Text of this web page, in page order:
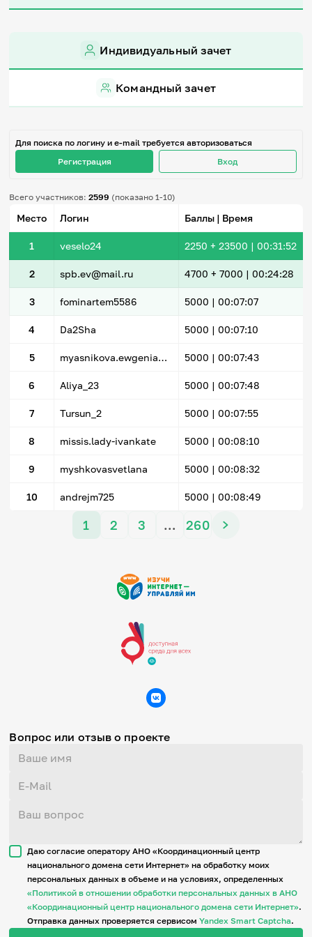
Игры и тренажеры
Знания в тестах
Викторина
Стихи
Педагогам
IT-урок
Методика
Секреты кода
English
Регистрация Вход
Индивидуальный зачет
Командный зачет
Для поиска по логину и e-mail требуется авторизоваться
Регистрация
Вход
Всего участников:2599 (показано 1-10)
Место Логин Баллы | Время
1 veselo24 2250 + 23500 | 00:31:52
2 spb.ev@mail.ru 4700 + 7000 | 00:24:28
3 fominartem5586 5000 | 00:07:07
4 Da2Sha 5000 | 00:07:10
5 myasnikova.ewgenia@yandex.ru 5000 | 00:07:43
6 Aliya_23 5000 | 00:07:48
7 Tursun_2 5000 | 00:07:55
8 missis.lady-ivankate 5000 | 00:08:10
9 myshkovasvetlana 5000 | 00:08:32
10 andrejm725 5000 | 00:08:49
1 2 3 … 260
Вопрос или отзыв о проекте
Даю согласие оператору АНО «Координационный центр
национального домена сети Интернет» на обработку моих
персональных данных в объеме и на условиях, определенных
«Политикой в отношении обработки персональных данных в АНО
«Координационный центр национального домена сети Интернет».
Отправка данных проверяется сервисомYandex Smart Captcha.